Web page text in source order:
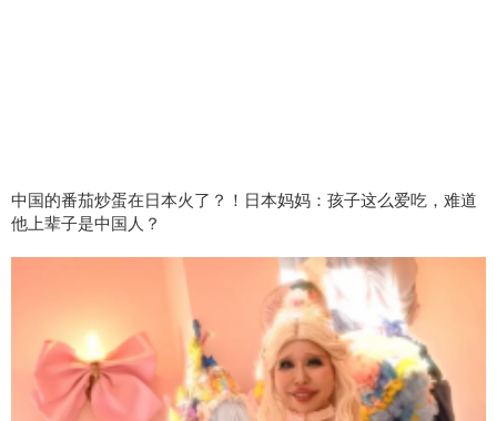
中国的番茄炒蛋在日本火了？！日本妈妈：孩子这么爱吃，难道
他上辈子是中国人？